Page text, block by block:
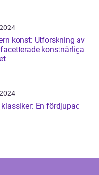
konst: Utforskning av
konstnärliga
En fördjupad